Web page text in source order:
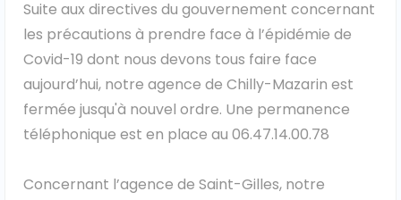
Citroën
Fiat
Suite aux directives du gouvernement concernant
les précautions à prendre face à l’épidémie de
Covid-19 dont nous devons tous faire face
aujourd’hui, notre agence de Chilly-Mazarin est
fermée jusqu'à nouvel ordre. Une permanence
téléphonique est en place au 06.47.14.00.78
Concernant l’agence de Saint-Gilles, notre